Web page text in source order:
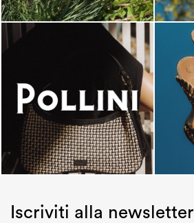
Iscriviti alla newsletter